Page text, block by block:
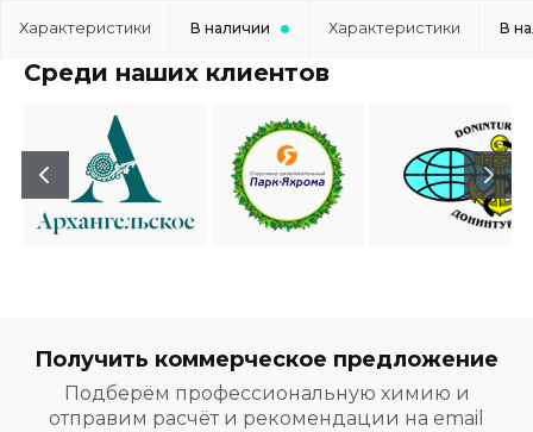
Характеристики В наличии Характеристики В
Среди наших клиентов
Получить коммерческое предложение
Подберём профессиональную химию и
отправим расчёт и рекомендации на email